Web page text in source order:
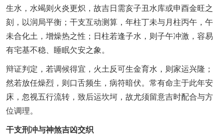
生水，水竭则火炎更炽，故吉日需亥子丑水库或申酉金旺之
刻，以润局平衡；干支互动测算，年柱丁未与月柱丙午，午
未合化土，增燥热之性；日柱若逢子水，则子午冲激，容易
有宅基不稳、睡眠欠安之象。
辩证判定，若调候得宜，火土反可生金育水，则家运兴隆；
然若放任燥烈，则口舌频生，病符暗伏。常有命主于此年安
床，忽视五行流转，致后运坎坷，故尤须留意吉时配合与方
位调理。
干支刑冲与神煞吉凶交织